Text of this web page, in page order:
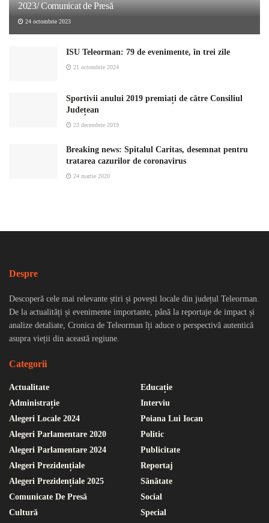
2023/ Comunicat de Presă
24 octombrie 2023
ISU Teleorman: 79 de evenimente, în trei zile
21 octombrie 2024
Sportivii anului 2019 premiați de către Consiliul
Județean
23 decembrie 2019
Breaking news: Spitalul Caritas, desemnat pentru
tratarea cazurilor de coronavirus
24 martie 2020
Despre
Descoperă cele mai relevante știri și povești locale din județul Teleorman.
De la actualități și evenimente importante, până la reportaje de impact și
analize detaliate, Cronica de Teleorman îți aduce o perspectivă autentică
asupra vieții din această regiune.
Categorii
Actualitate
Administrație
Alegeri Locale 2024
Alegeri Parlamentare 2020
Alegeri Parlamentare 2024
Alegeri Prezidențiale
Alegeri Prezidențiale 2025
Comunicate De Presă
Cultură
Educație
Interviu
Poiana Lui Iocan
Politic
Publicitate
Reportaj
Sănătate
Social
Special